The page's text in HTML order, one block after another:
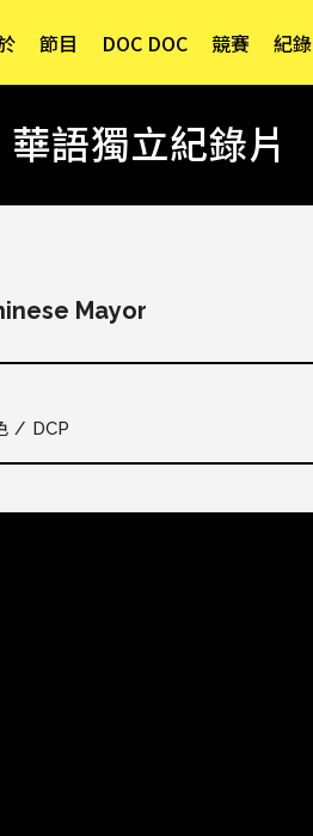
節目 DOC DOC 競賽 紀錄
語獨立紀錄片
Mayor
DCP